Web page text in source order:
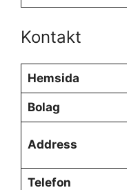
Kontakt
Hemsida
Bolag
Address
Telefon